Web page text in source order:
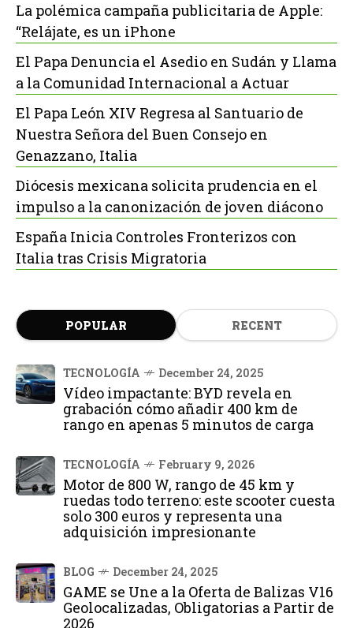
La polémica campaña publicitaria de Apple:
“Relájate, es un iPhone
El Papa Denuncia el Asedio en Sudán y Llama
a la Comunidad Internacional a Actuar
El Papa León XIV Regresa al Santuario de
Nuestra Señora del Buen Consejo en
Genazzano, Italia
Diócesis mexicana solicita prudencia en el
impulso a la canonización de joven diácono
España Inicia Controles Fronterizos con
Italia tras Crisis Migratoria
POPULAR RECENT
TECNOLOGÍA December 24, 2025
Vídeo impactante: BYD revela en
grabación cómo añadir 400 km de
rango en apenas 5 minutos de carga
TECNOLOGÍA February 9, 2026
Motor de 800 W, rango de 45 km y
ruedas todo terreno: este scooter cuesta
solo 300 euros y representa una
adquisición impresionante
BLOG December 24, 2025
GAME se Une a la Oferta de Balizas V16
Geolocalizadas, Obligatorias a Partir de
2026